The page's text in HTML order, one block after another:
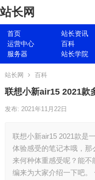
站长网
首页 站长资讯
运营中心
百科
服务器
站长学院
站长网 百科
联想小新air15 2021款
发布: 2021年11月22日
联想小新air15 2021款是
体验感受的笔记本哦，
来何种体重感受呢？能
编来为大家介绍一下吧。